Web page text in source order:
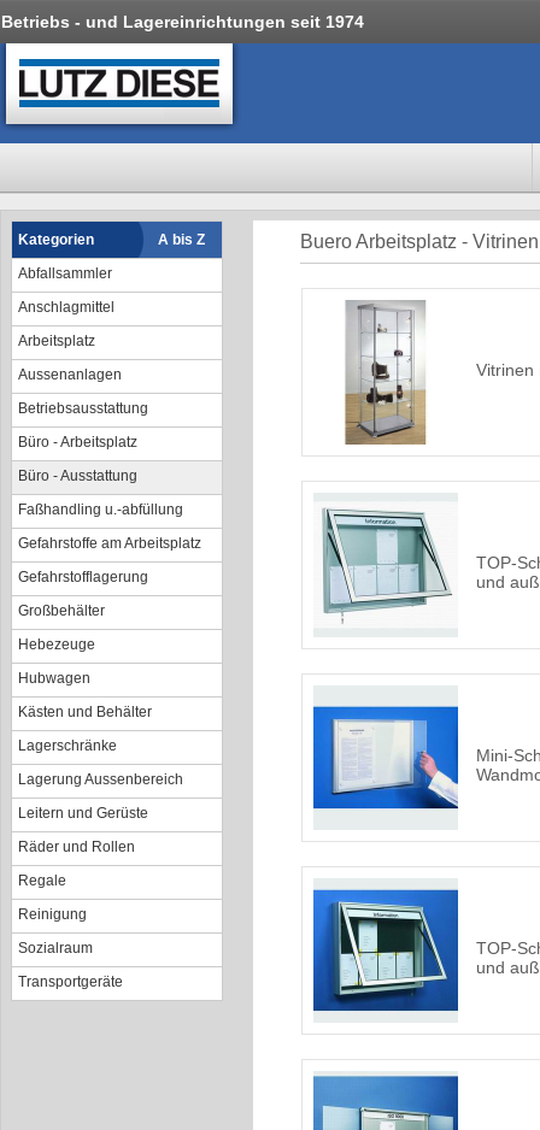
Betriebs - und Lagereinrichtungen seit 1974
Kategorien
A bis Z
Abfallsammler
Anschlagmittel
Arbeitsplatz
Aussenanlagen
Betriebsausstattung
Büro - Arbeitsplatz
Büro - Ausstattung
Faßhandling u.-abfüllung
Gefahrstoffe am Arbeitsplatz
Gefahrstofflagerung
Großbehälter
Hebezeuge
Hubwagen
Kästen und Behälter
Lagerschränke
Lagerung Aussenbereich
Leitern und Gerüste
Räder und Rollen
Regale
Reinigung
Sozialraum
Transportgeräte
Buero Arbeitsplatz -
Vitrinen
TOP-
und
Mini-
TOP-
und